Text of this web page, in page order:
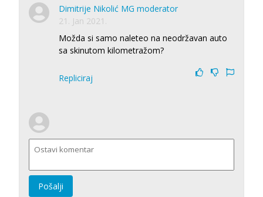
Dimitrije Nikolić MG moderator
21. Jan 2021.
Možda si samo naleteo na neodržavan auto
sa skinutom kilometražom?
Repliciraj
Pošalji